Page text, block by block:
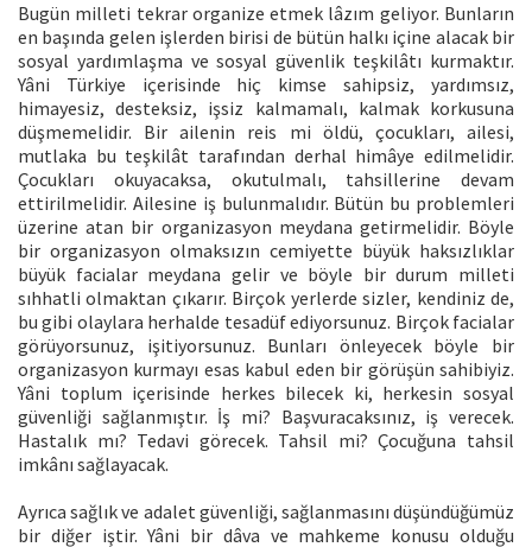
Bugün milleti tekrar organize etmek lâzım geliyor. Bunların
en başında gelen işlerden birisi de bütün halkı içine alacak bir
sosyal yardımlaşma ve sosyal güvenlik teşkilâtı kurmaktır.
Yâni Türkiye içerisinde hiç kimse sahipsiz, yardımsız,
himayesiz, desteksiz, işsiz kalmamalı, kalmak korkusuna
düşmemelidir. Bir ailenin reis mi öldü, çocukları, ailesi,
mutlaka bu teşkilât tarafından derhal himâye edilmelidir.
Çocukları okuyacaksa, okutulmalı, tahsillerine devam
ettirilmelidir. Ailesine iş bulunmalıdır. Bütün bu problemleri
üzerine atan bir organizasyon meydana getirmelidir. Böyle
bir organizasyon olmaksızın cemiyette büyük haksızlıklar
büyük facialar meydana gelir ve böyle bir durum milleti
sıhhatli olmaktan çıkarır. Birçok yerlerde sizler, kendiniz de,
bu gibi olaylara herhalde tesadüf ediyorsunuz. Birçok facialar
görüyorsunuz, işitiyorsunuz. Bunları önleyecek böyle bir
organizasyon kurmayı esas kabul eden bir görüşün sahibiyiz.
Yâni toplum içerisinde herkes bilecek ki, herkesin sosyal
güvenliği sağlanmıştır. İş mi? Başvuracaksınız, iş verecek.
Hastalık mı? Tedavi görecek. Tahsil mi? Çocuğuna tahsil
imkânı sağlayacak.
Ayrıca sağlık ve adalet güvenliği, sağlanmasını düşündüğümüz
bir diğer iştir. Yâni bir dâva ve mahkeme konusu olduğu